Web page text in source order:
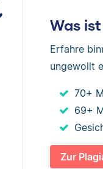
Was
Erfahre
ungewollt
70+
69+
Zur